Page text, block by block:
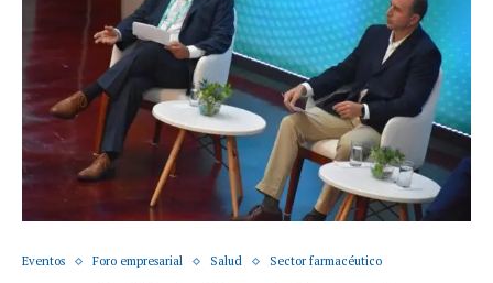
Eventos Foro empresarial Salud Sector farmacéutico